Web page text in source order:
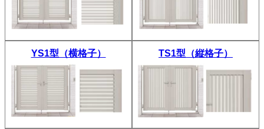
YS1型（横格子） TS1型（縦格子）